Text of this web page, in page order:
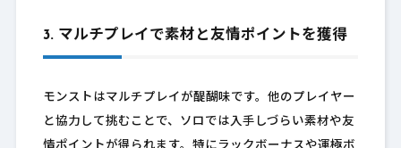
3. マルチプレイで素材と友情ポイントを獲得
モンストはマルチプレイが醍醐味です。他のプレイヤー
と協力して挑むことで、ソロでは入手しづらい素材や友